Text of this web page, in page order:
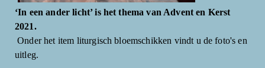
‘In een ander licht’ is het thema van Advent en Kerst
2021.
Onder het item liturgisch bloemschikken vindt u de foto's en
uitleg.